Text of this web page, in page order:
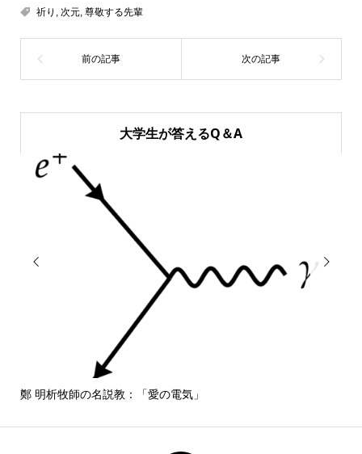
祈り , 次元, 尊敬する先輩
大学生が答えるQ＆A

鄭 明析牧師の名説教：「愛の電気」
